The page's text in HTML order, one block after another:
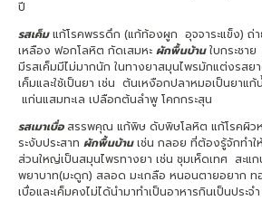
ปี
รสเค็มแก้โรคพรรดึก (แก้ท้องผูก อุจจาระแข็ง) ถ่า
เหลือง ฟอกโลหิต กัดเสมหะ ผักพื้นบ้านใบกระชา
มีรสเค็มมีไม่มากนัก ในทางยาสมุนไพรมักแต่งรสย
เค็มและใช้เป็นยา เช่น ต้นเหงือกปลาหมอเป็นยาแก้
แก่นแสมทะเล เปลือกต้นลำพู โคกกระสุน
รสเมาเบื่อสรรพคุณ แก้พิษ ดับพิษโลหิต แก้โรคผิว
ระงับประสาท ผักพื้นบ้านเช่น กลอย ที่ต้องรู้จักทำใ
ส่วนใหญ่เป็นสมุนไพรทางยา เช่น ชุมเห็ดเทศ สะแ
พยาบาท(มะดูก) สลอด มะเกลือ หนอนตายอยาก
เบื่อและเค็มคงไม่ได้นำมาทำเป็นอาหารกินเป็นประจ